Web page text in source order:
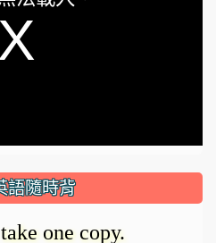
語隨時背
one copy.